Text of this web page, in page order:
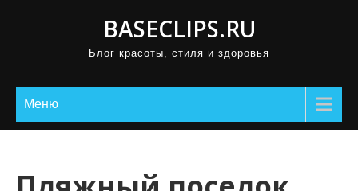
BASECLIPS.RU
Блог красоты, стиля и здоровья
Меню